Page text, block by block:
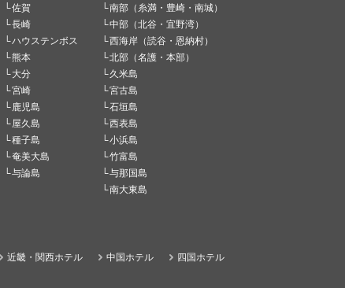
佐賀
長崎
ハウステンボス
熊本
大分
宮崎
鹿児島
屋久島
種子島
奄美大島
与論島
南部（糸満・豊崎・南城）
中部（北谷・宜野湾）
西海岸（読谷・恩納村）
北部（名護・本部）
久米島
宮古島
石垣島
西表島
小浜島
竹富島
与那国島
南大東島
近畿・関西ホテル 中国ホテル 四国ホテル